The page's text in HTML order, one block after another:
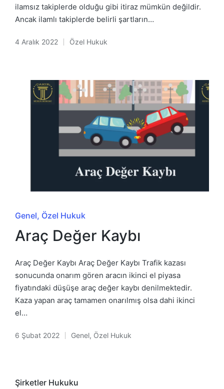
ilamsız takiplerde olduğu gibi itiraz mümkün değildir.
Ancak ilamlı takiplerde belirli şartların…
4 Aralık 2022
Posted
Özel Hukuk
Posted
in
Genel Özel Hukuk
Araç Değer Kaybı
Araç Değer Kaybı Araç Değer Kaybı Trafik kazası
sonucunda onarım gören aracın ikinci el piyasa
fiyatındaki düşüşe araç değer kaybı denilmektedir.
Kaza yapan araç tamamen onarılmış olsa dahi ikinci
el…
6 Şubat 2022
Posted
Genel, Özel Hukuk
Şirketler Hukuku